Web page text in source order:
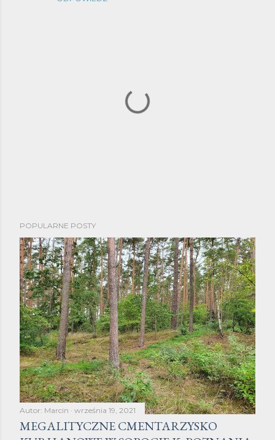
r
z
e
ś
l
i
j
k
o
m
e
n
t
POPULARNE POSTY
Autor: Marcin września 19, 2021
MEGALITYCZNE CMENTARZYSKO